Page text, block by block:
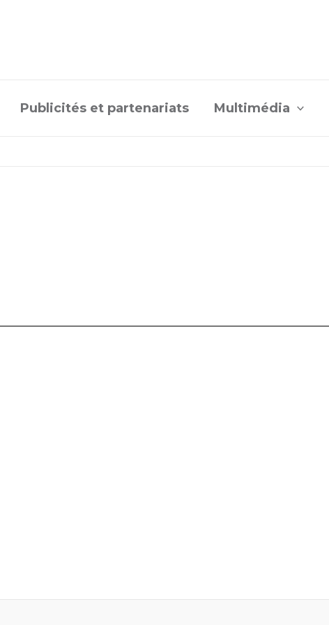
Publicités et partenariats Multimédia